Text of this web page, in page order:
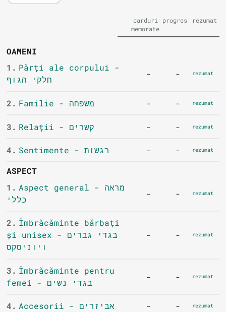
carduri
memorate
progres rezumat
OAMENI
1. Părți ale corpului -
חלקי הגוף
- - rezumat
2. Familie - משפחה - - rezumat
3. Relații - קשרים - - rezumat
4. Sentimente - רגשות - - rezumat
ASPECT
1. Aspect general - מראה
כללי
- - rezumat
2. Îmbrăcăminte bărbați
și unisex - בגדי גברים
ויוניסקס
- - rezumat
3. Îmbrăcăminte pentru
femei - בגדי נשים
- - rezumat
4. Accesorii - אביזרים - - rezumat